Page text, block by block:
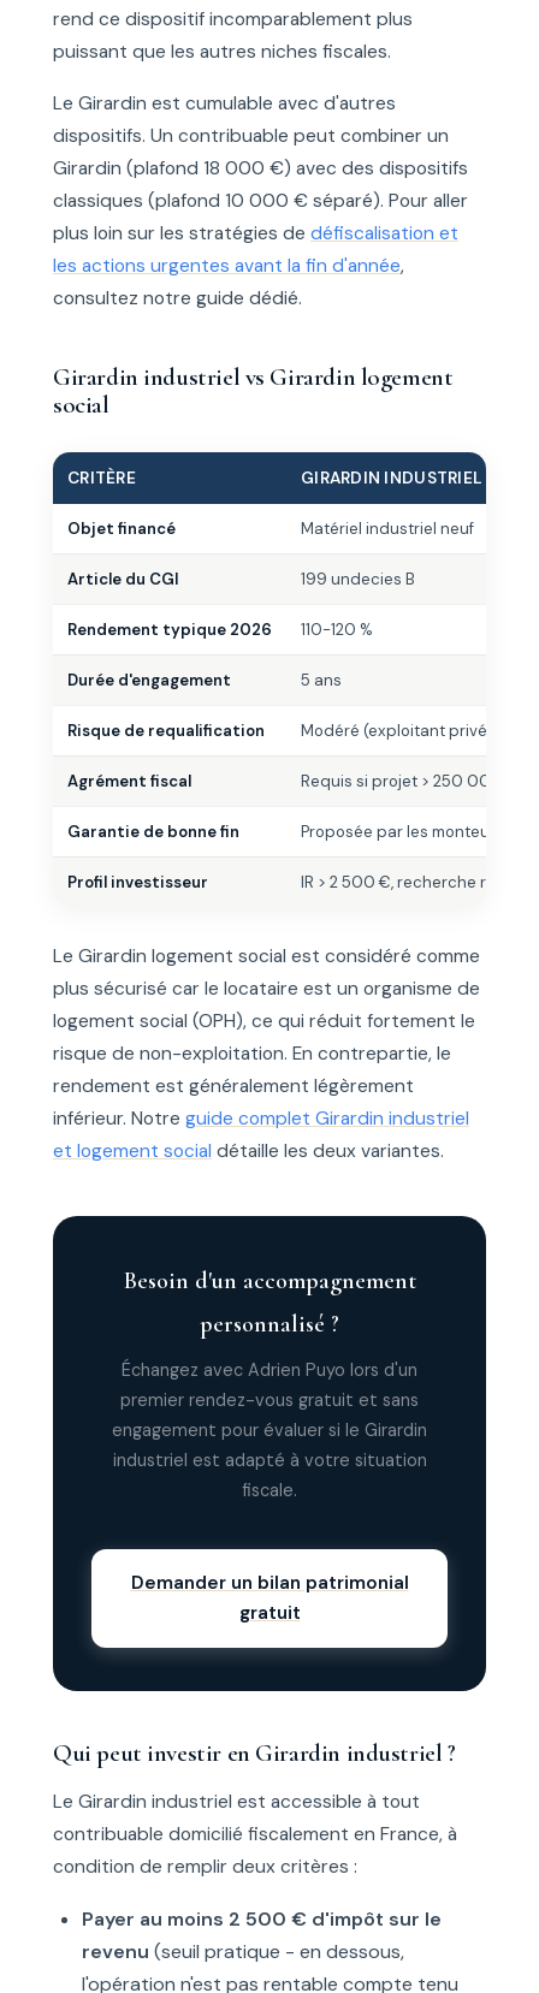
rend ce dispositif incomparablement plus
puissant que les autres niches fiscales.
Le Girardin est cumulable avec d'autres
dispositifs. Un contribuable peut combiner un
Girardin (plafond 18 000 €) avec des dispositifs
classiques (plafond 10 000 € séparé). Pour aller
plus loin sur les stratégies de défiscalisation et
les actions urgentes avant la fin d'année,
consultez notre guide dédié.
Girardin industriel vs Girardin logement
social
CRITÈRE GIRARDIN INDUSTRIEL
Objet financé Matériel industriel neuf
Article du CGI 199 undecies B
Rendement typique 2026 110-120 %
Durée d'engagement 5 ans
Risque de requalification Modéré (exploitant privé)
Agrément fiscal Requis si projet > 250 000 €
Garantie de bonne fin Proposée par les monteurs
Profil investisseur IR > 2 500 €, recherche
Le Girardin logement social est considéré comme
plus sécurisé car le locataire est un organisme de
logement social (OPH), ce qui réduit fortement le
risque de non-exploitation. En contrepartie, le
rendement est généralement légèrement
inférieur. Notre guide complet Girardin industriel
et logement social détaille les deux variantes.
Besoin d'un accompagnement
personnalisé ?
Échangez avec Adrien Puyo lors d'un
premier rendez-vous gratuit et sans
engagement pour évaluer si le Girardin
industriel est adapté à votre situation
fiscale.
Demander un bilan patrimonial
gratuit
Qui peut investir en Girardin industriel ?
Le Girardin industriel est accessible à tout
contribuable domicilié fiscalement en France, à
condition de remplir deux critères :
Payer au moins 2 500 € d'impôt sur le
revenu (seuil pratique - en dessous,
l'opération n'est pas rentable compte tenu